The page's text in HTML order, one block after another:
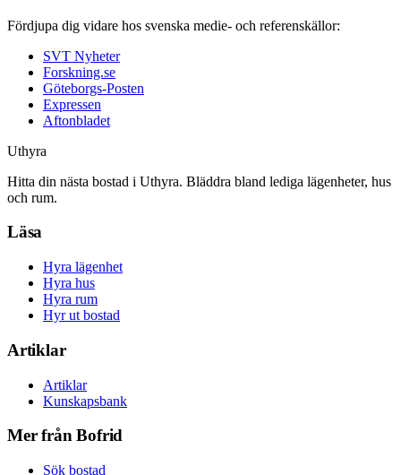
Fördjupa dig vidare hos svenska medie- och referenskällor:
SVT Nyheter
Forskning.se
Göteborgs-Posten
Expressen
Aftonbladet
Uthyra
Hitta din nästa bostad i Uthyra. Bläddra bland lediga lägenheter, hus
och rum.
Läsa
Hyra lägenhet
Hyra hus
Hyra rum
Hyr ut bostad
Artiklar
Artiklar
Kunskapsbank
Mer från Bofrid
Sök bostad